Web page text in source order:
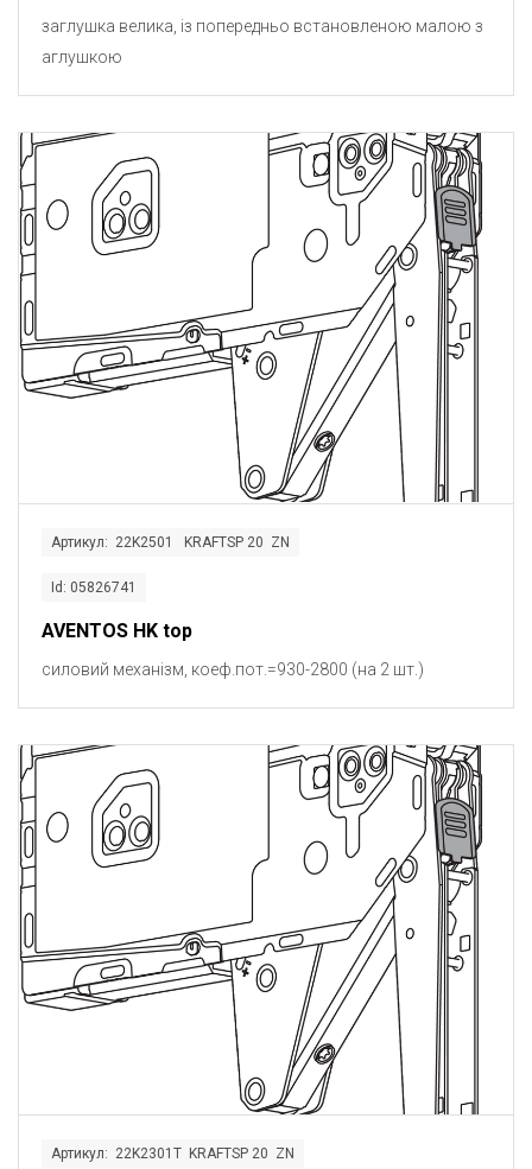
заглушка велика, із попередньо встановленою малою з
аглушкою
Артикул: 22K2501 KRAFTSP 20 ZN
Id: 05826741
AVENTOS HK top
силовий механізм, коеф.пот.=930-2800 (на 2 шт.)
Артикул: 22K2301T KRAFTSP 20 ZN